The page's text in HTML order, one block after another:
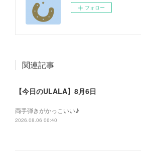
フォロー
関連記事
【今日のULALA】8月6日
両手弾きがかっこいい♪
2026.08.06 06:40